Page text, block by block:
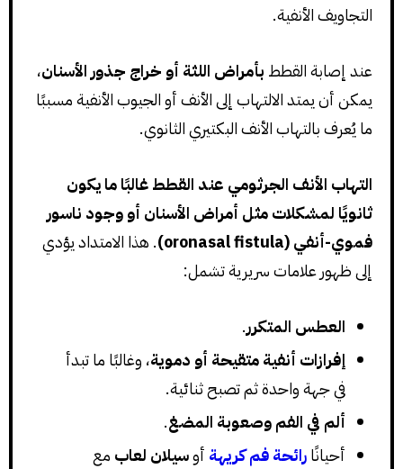
التجاويف الأنفية.
عند إصابة القطط بأمراض اللثة أو خراج جذور الأسنان،
يمكن أن يمتد الالتهاب إلى الأنف أو الجيوب الأنفية مسببًا
ما يُعرف بالتهاب الأنف البكتيري الثانوي.
التهاب الأنف الجرثومي عند القطط غالبًا ما يكون
ثانويًا لمشكلات مثل أمراض الأسنان أو وجود ناسور
فموي-أنفي (oronasal fistula)
. هذا الامتداد يؤدي
إلى ظهور علامات سريرية تشمل:
العطس المتكرر.
إفرازات أنفية متقيحة أو دموية، وغالبًا ما تبدأ
في جهة واحدة ثم تصبح ثنائية.
ألم في الفم وصعوبة المضغ.
أحيانًارائحة فم كريهة أوسيلان لعاب مع